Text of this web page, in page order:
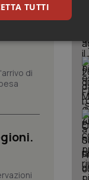
dei
di
TUTTI
sulle pagine